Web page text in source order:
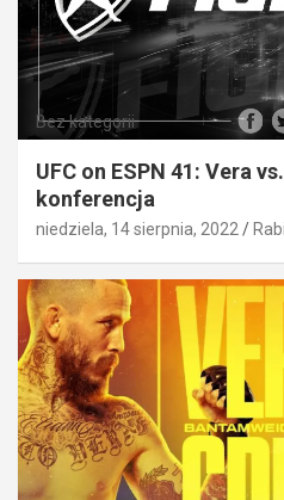
Bez kategorii
UFC on ESPN 41: Vera
konferencja
niedziela, 14 sierpnia, 2022